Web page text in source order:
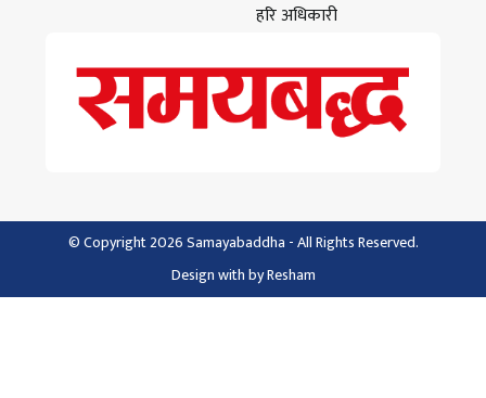
हरि अधिकारी
© Copyright 2026 Samayabaddha - All Rights Reserved.
Design withbyResham